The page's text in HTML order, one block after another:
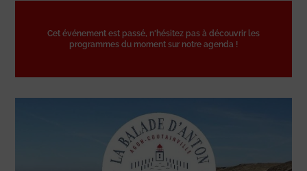
Cet événement est passé, n'hésitez pas à découvrir les
programmes du moment sur notre agenda !